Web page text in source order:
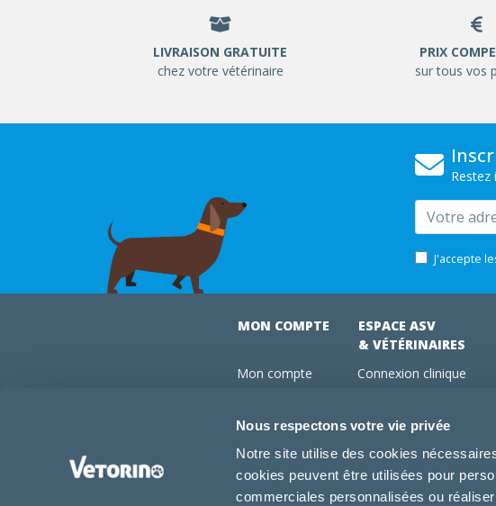
Nous respectons votre vie privée
Notre site utilise des cookies
cookies peuvent être utilisées pour
commerciales personnalisées ou
LIVRAISON GRATUITE
chez votre vétérinaire
PRIX
sur tous vos
Email
J'accepte
MON COMPTE
Mon compte
Conseils vétos
FAQ
ESPACE ASV
& VÉTÉRINAIRES
Connexion clinique
Devenir adhérent